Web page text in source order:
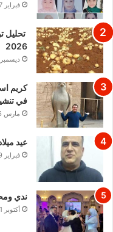
فبراير 7, 2024
تحليل
2026
ديسمبر 17, 2025
كريم
في
مارس 16, 2024
عيد
فبراير 9, 2024
ندي
أكتوبر 11, 2025